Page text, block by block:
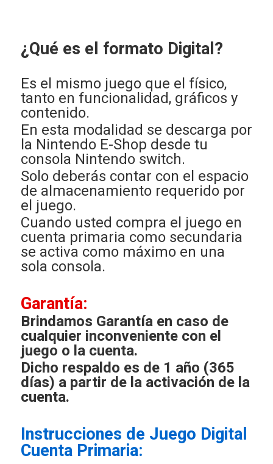
¿Qué es el formato Digital?
Es el mismo juego que el físico,
tanto en funcionalidad, gráficos y
contenido.
En esta modalidad se descarga por
la Nintendo E-Shop desde tu
consola Nintendo switch.
Solo deberás contar con el espacio
de almacenamiento requerido por
el juego.
Cuando usted compra el juego en
cuenta primaria como secundaria
se activa como máximo en una
sola consola.
Garantía:
Brindamos Garantía en caso de
cualquier inconveniente con el
juego o la cuenta.
Dicho respaldo es de 1 año (365
días) a partir de la activación de la
cuenta.
Instrucciones de Juego Digital
Cuenta Primaria: